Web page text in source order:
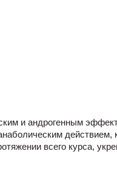
и андрогенным
действием,
всего курса,